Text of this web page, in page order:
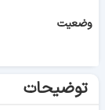
وضعیت
توضیحات